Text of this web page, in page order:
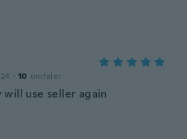
· 10 omtaler
will use seller again